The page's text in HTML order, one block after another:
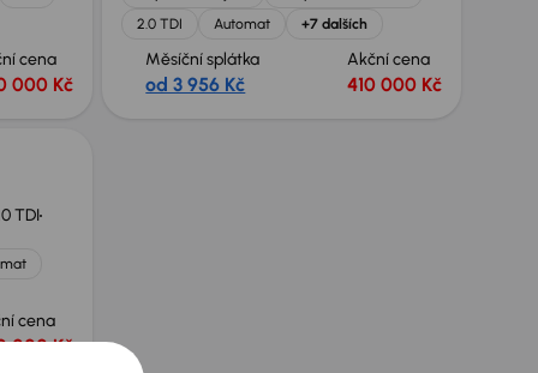
cena
000 Kč
2.0 TDI
Automat +7 dalších
Měsíční splátka
od 3 956 Kč
Akční cena
410 000 Kč
TDI
cena
000 Kč